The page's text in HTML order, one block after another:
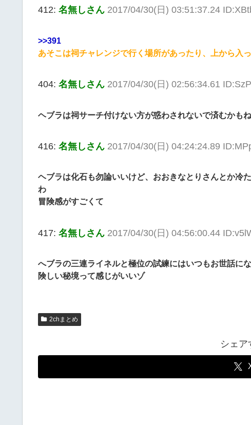
412: 名無しさん 2017/04/30(日) 03:51:37.24
>>391
あそこは祠チャレンジで行く場所があったり、上から入
404: 名無しさん 2017/04/30(日) 02:56:34.61
ヘブラは祠サーチ付けない方が惑わされないで済むかもね
416: 名無しさん 2017/04/30(日) 04:24:24.89
ヘブラは化石も勿論いいけど、おおきなとりさんとか冷
わ
冒険感がすごくて
417: 名無しさん 2017/04/30(日) 04:56:00.44
へブラの三連ライネルと極位の試練にはいつもお世話に
険しい秘境って感じがいいゾ
2chまとめ
シェア